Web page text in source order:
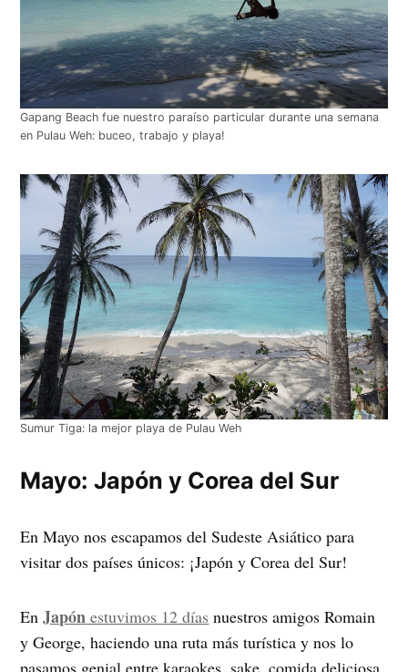
Gapang Beach fue nuestro paraíso particular durante una semana
en Pulau Weh: buceo, trabajo y playa!
Sumur Tiga: la mejor playa de Pulau Weh
Mayo: Japón y Corea del Sur
En Mayo nos escapamos del Sudeste Asiático para
visitar dos países únicos: ¡Japón y Corea del Sur!
EnJapón estuvimos 12 días nuestros amigos Romain
y George, haciendo una ruta más turística y nos lo
pasamos genial entre karaokes, sake, comida deliciosa